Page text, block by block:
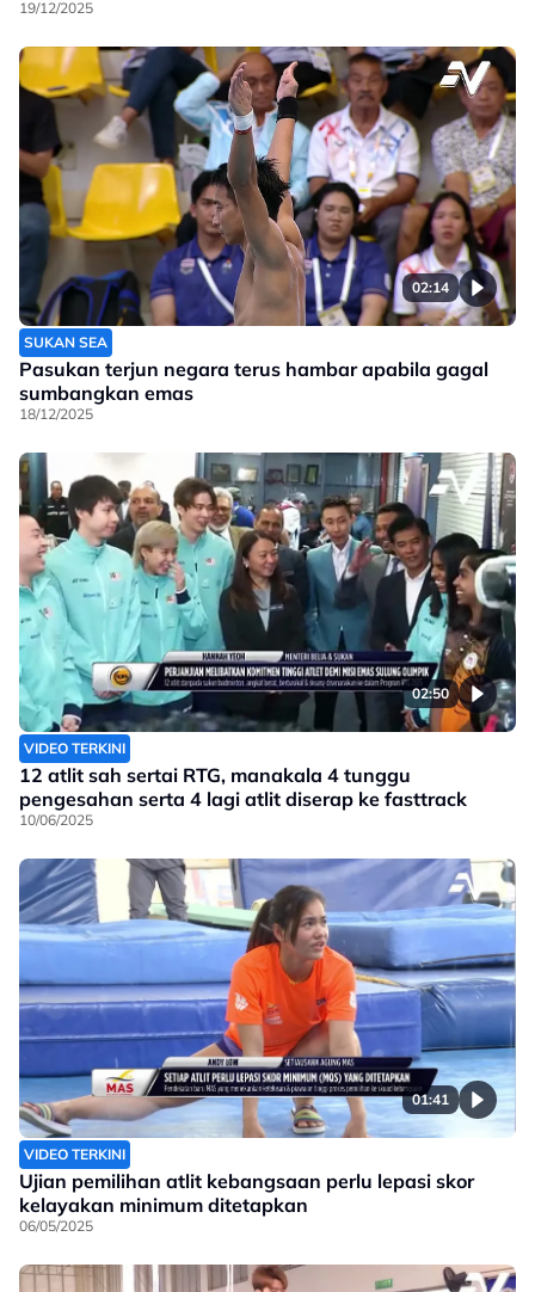
19/12/2025
02:14
SUKAN SEA
Pasukan terjun negara terus hambar apabila gagal
sumbangkan emas
18/12/2025
02:50
VIDEO TERKINI
12 atlit sah sertai RTG, manakala 4 tunggu
pengesahan serta 4 lagi atlit diserap ke fasttrack
10/06/2025
01:41
VIDEO TERKINI
Ujian pemilihan atlit kebangsaan perlu lepasi skor
kelayakan minimum ditetapkan
06/05/2025